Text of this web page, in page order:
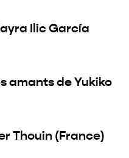
Ilic García
amants de Yukiko
Thouin (France)